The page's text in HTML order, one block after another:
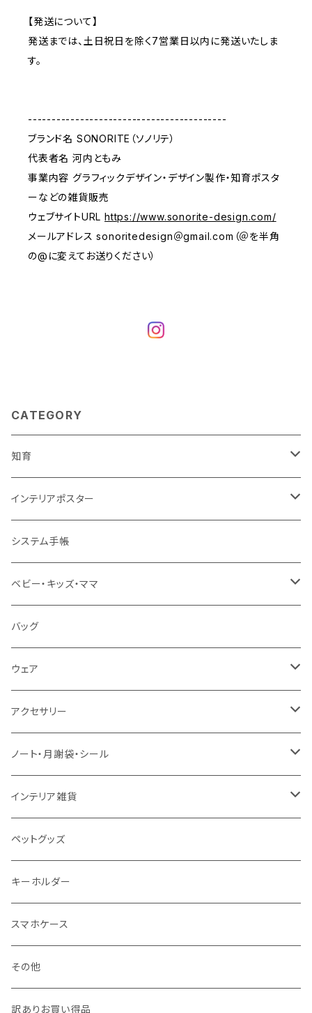
【発送について】
発送までは、土日祝日を除く7営業日以内に発送いたしま
す。
------------------------------------------
ブランド名 SONORITE（ソノリテ）
代表者名 河内ともみ
事業内容 グラフィックデザイン・デザイン製作・知育ポスタ
ーなどの雑貨販売
ウェブサイトURL https://www.sonorite-design.com/
メールアドレス sonoritedesign＠gmail.com（＠を半角
の@に変えてお送りください）
CATEGORY
知育
知育ポスター
地図・国旗
言葉（ひらがな・カタカナ・英語）
知育下敷き
知育グッズ
インテリアポスター
A3サイズ
A4サイズ
オーダー（A3・B3・A2・40×50・B2・50×70）
30＊40 / B3
40＊50 / A2
システム手帳
ベビー・キッズ・ママ
ベビー食器
お食事スタイ・ビブ
おもちゃ・木製
カー用品
バッグ・エコバッグ
バッグ
ウェア
エプロン
アクセサリー
ピンバッジ
ネックレス
ジュエリーポーチ
ノート・月謝袋・シール
ノート
シール・ステッカー
月謝袋・封筒
インテリア雑貨
ドアステッカー
しおり
クリスマス雑貨
ペットグッズ
キーホルダー
スマホケース
その他
訳ありお買い得品